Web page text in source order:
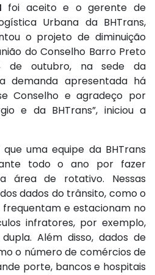
foi aceito e o gerente de
Urbana da BHTrans,
o projeto de diminuição
do Conselho Barro Preto
de outubro, na sede da
demanda apresentada há
Conselho e agradeço por
e da BHTrans”, iniciou a
uma equipe da BHTrans
todo o ano por fazer
área de rotativo. Nessas
dados do trânsito, como o
e estacionam no
infratores, por exemplo,
Além disso, dados de
o número de comércios de
porte, bancos e hospitais